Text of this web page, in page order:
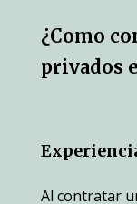
¿Como
privados
Al contratar